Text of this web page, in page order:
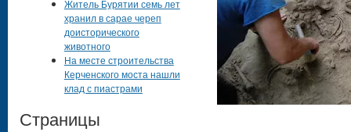
Житель Бурятии семь лет
хранил в сарае череп
доисторического
животного
На месте строительства
Керченского моста нашли
клад с пиастрами
Страницы